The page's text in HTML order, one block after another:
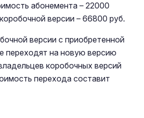
абонемента – 22000
версии – 66800 руб.
версии с приобретенной
переходят на новую версию
коробочных версий
перехода составит